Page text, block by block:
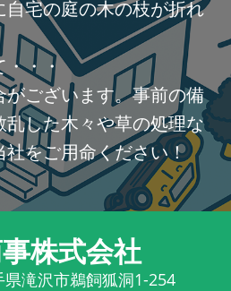
宅の庭の木の枝が折れ
・・
ございます。事前の備
した木々や草の処理な
社をご用命ください！
株式会社
県滝沢市鵜飼狐洞1-254